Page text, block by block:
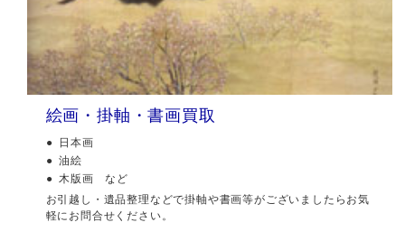
絵画・掛軸・書画買取
日本画
油絵
木版画 など
お引越し・遺品整理などで掛軸や書画等がございましたらお気
軽にお問合せください。